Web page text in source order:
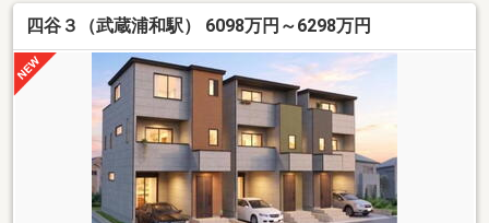
四谷３（武蔵浦和駅） 6098万円～6298万円